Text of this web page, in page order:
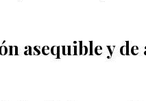
asequible y